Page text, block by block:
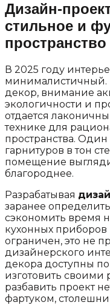
Дизайн-
стильное и
пространство
В 2025 году
минималистичный.
декор, внимание
экологичности и
отдается
технике для
пространства.
гарнитуров в тон
помещение
благороднее.
Разрабатывая
заранее
сэкономить время
кухонных
ограничен, это не
дизайнерского
декора доступны
изготовить своими
разбавить проект
фартуком,